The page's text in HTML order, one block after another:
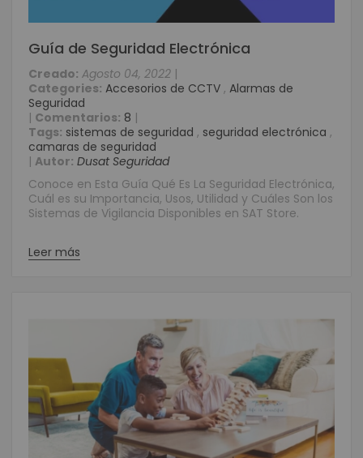
Guía de Seguridad Electrónica
Creado: Agosto 04, 2022 |
Categories: Accesorios de CCTV , Alarmas de
Seguridad
| Comentarios: 8 |
Tags: sistemas de seguridad , seguridad electrónica ,
camaras de seguridad
| Autor: Dusat Seguridad
Conoce en Esta Guía Qué Es La Seguridad Electrónica,
Cuál es su Importancia, Usos, Utilidad y Cuáles Son los
Sistemas de Vigilancia Disponibles en SAT Store.
Leer más